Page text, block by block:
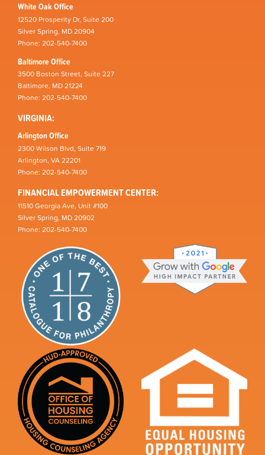
White Oak Office
12520 Prosperity Dr, Suite 200
Silver Spring, MD 20904
Phone: 202-540-7400
Baltimore Office
3500 Boston Street, Suite 227
Baltimore, MD 21224
Phone: 202-540-7400
VIRGINIA:
Arlington Office
2300 Wilson Blvd, Suite 719
Arlington, VA 22201
Phone: 202-540-7400
FINANCIAL EMPOWERMENT CENTER:
11510 Georgia Ave, Unit #100
Silver Spring, MD 20902
Phone: 202-540-7400